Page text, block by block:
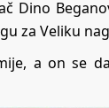
Dino
za Veliku
a on se